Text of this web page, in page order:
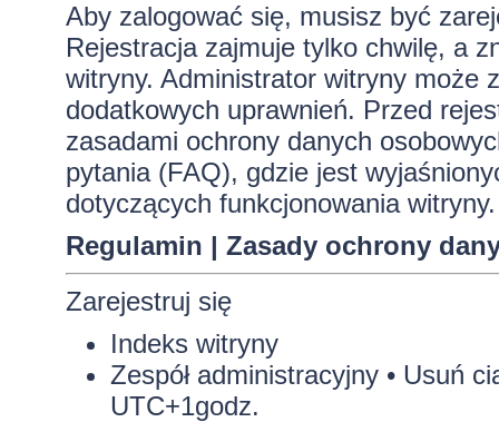
Aby zalogować się, musisz być
Rejestracja zajmuje tylko chwilę, a
witryny. Administrator witryny może
dodatkowych uprawnień. Przed
zasadami ochrony danych
pytania (FAQ), gdzie jest
dotyczących funkcjonowania witryny.
Regulamin | Zasady ochrony
Zarejestruj się
Indeks witryny
Zespół administracyjny• Usuń
UTC+1godz.